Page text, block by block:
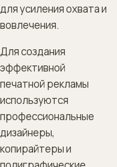
для усиления охвата и
вовлечения.
Для создания
эффективной
печатной рекламы
используются
профессиональные
дизайнеры,
копирайтеры и